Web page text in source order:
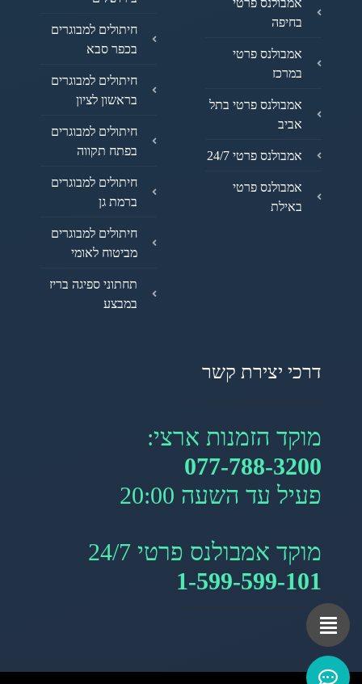
בחיפה
אמבולנס פרטי
במרכז
אמבולנס פרטי בתל
אביב
אמבולנס פרטי 24/7
אמבולנס פרטי
באילת
חיתולים למבוגרים
בכפר סבא
חיתולים למבוגרים
בראשון לציון
חיתולים למבוגרים
בפתח תקווה
חיתולים למבוגרים
ברמת גן
חיתולים למבוגרים
מביטוח לאומי
תחתוני ספיגה בריז
במבצע
דרכי יצירת קשר
מוקד הזמנות ארצי:
077-788-3200
פעיל עד השעה 20:00
מוקד אמבולנס פרטי 24/7
1-599-599-101